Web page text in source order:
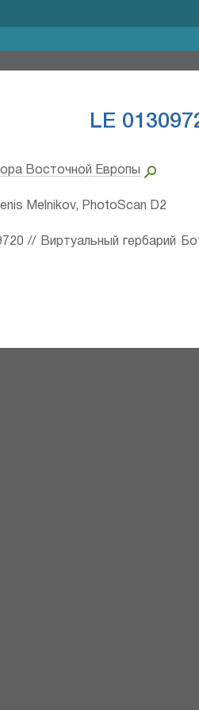
LE
Восточной Европы
Melnikov, PhotoScan D2
// Виртуальный гербарий